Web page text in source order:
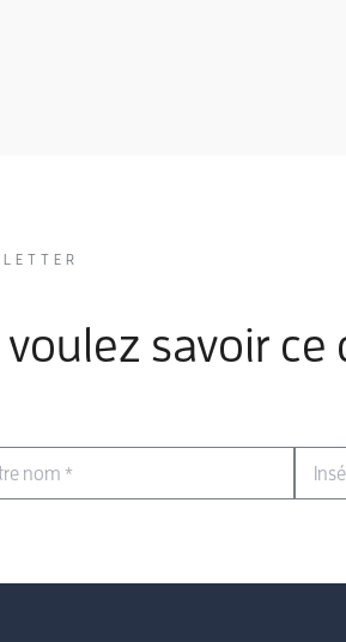
voulez savoir
nom *